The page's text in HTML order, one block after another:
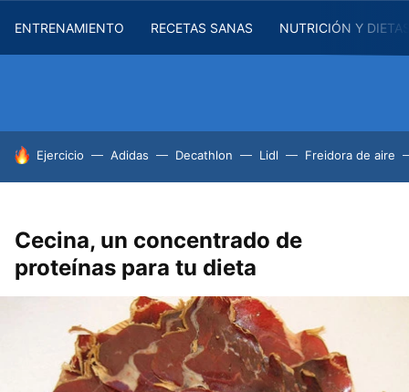
ENTRENAMIENTO RECETAS SANAS NUTRICIÓN Y
HOY SE HABLA DE
Ejercicio Adidas Decathlon Lidl Freidora de aire
Cecina, un concentrado de
proteínas para tu dieta